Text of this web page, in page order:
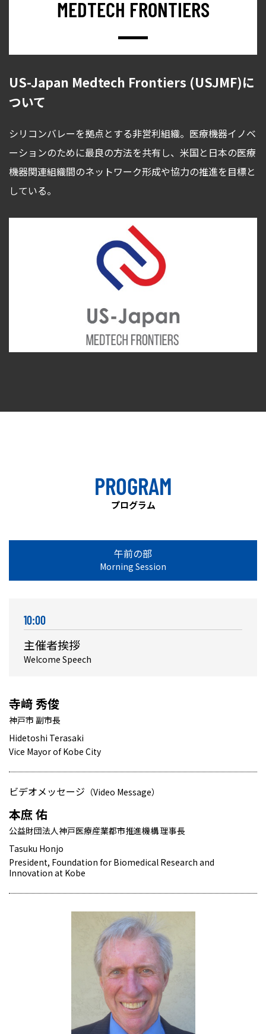
MEDTECH FRONTIERS
US-Japan Medtech Frontiers (USJMF)に
ついて
シリコンバレーを拠点とする非営利組織。医療機器イノベ
ーションのために最良の方法を共有し、米国と日本の医療
機器関連組織間のネットワーク形成や協力の推進を目標と
している。
PROGRAM
プログラム
午前の部
Morning Session
10:00
主催者挨拶
Welcome Speech
寺﨑 秀俊
神戸市 副市長
Hidetoshi Terasaki
Vice Mayor of Kobe City
ビデオメッセージ （Video Message）
本庶 佑
公益財団法人神戸医療産業都市推進機構 理事長
Tasuku Honjo
President, Foundation for Biomedical Research and
Innovation at Kobe